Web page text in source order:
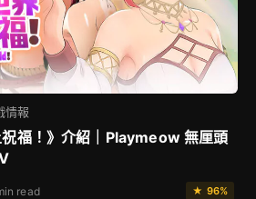
情報
祝福！》介紹｜Playmeow 無厘頭
read ★ 96%